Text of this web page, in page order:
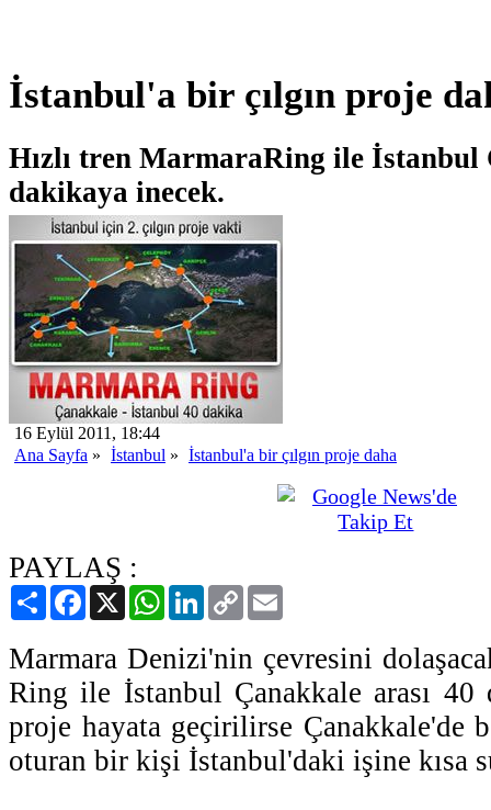
İstanbul'a bir çılgın proje
Hızlı tren MarmaraRing ile İstanbul
dakikaya inecek.
16 Eylül 2011, 18:44
Ana Sayfa » İstanbul » İstanbul'a bir çılgın proje daha
PAYLAŞ :
PaylaşFacebook
X WhatsAppLinkedIn
Copy
Link
Marmara Denizi'nin çevresini
Ring ile İstanbul Çanakkale arası 40
proje hayata geçirilirse Çanakkale'de
oturan bir kişi İstanbul'daki işine kısa